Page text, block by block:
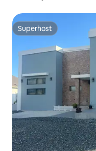
Superhost
Superhost